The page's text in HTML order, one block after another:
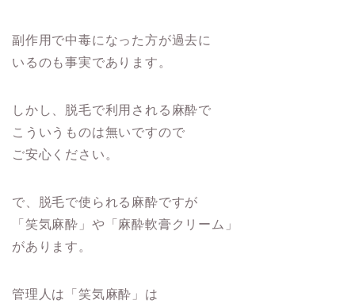
副作用で中毒になった方が過去に
いるのも事実であります。
しかし、脱毛で利用される麻酔で
こういうものは無いですので
ご安心ください。
で、脱毛で使られる麻酔ですが
「笑気麻酔」や「麻酔軟膏クリーム」
があります。
管理人は「笑気麻酔」は